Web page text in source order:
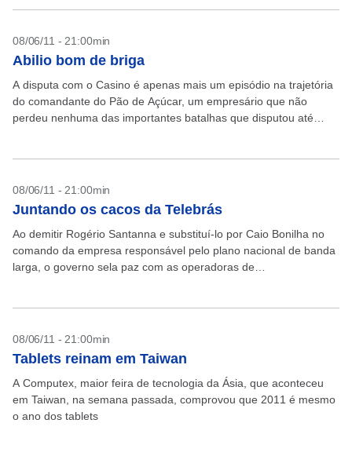
08/06/11 - 21:00min
Abilio bom de briga
A disputa com o Casino é apenas mais um episódio na trajetória
do comandante do Pão de Açúcar, um empresário que não
perdeu nenhuma das importantes batalhas que disputou até
08/06/11 - 21:00min
Juntando os cacos da Telebrás
Ao demitir Rogério Santanna e substituí-lo por Caio Bonilha no
comando da empresa responsável pelo plano nacional de banda
larga, o governo sela paz com as operadoras de
08/06/11 - 21:00min
Tablets reinam em Taiwan
A Computex, maior feira de tecnologia da Ásia, que aconteceu
em Taiwan, na semana passada, comprovou que 2011 é mesmo
o ano dos tablets